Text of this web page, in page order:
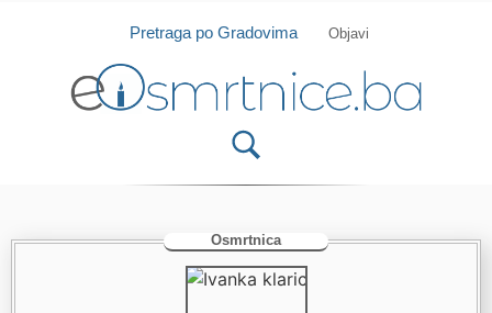
Isprobajte našu Android i IOS aplikaciju
Pretraga po Gradovima Objavi
Osmrtnica